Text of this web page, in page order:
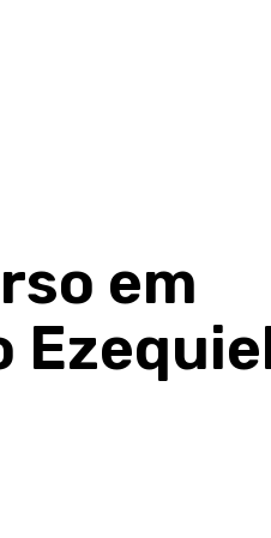
em